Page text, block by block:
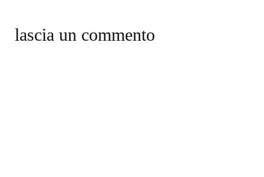
lascia un commento